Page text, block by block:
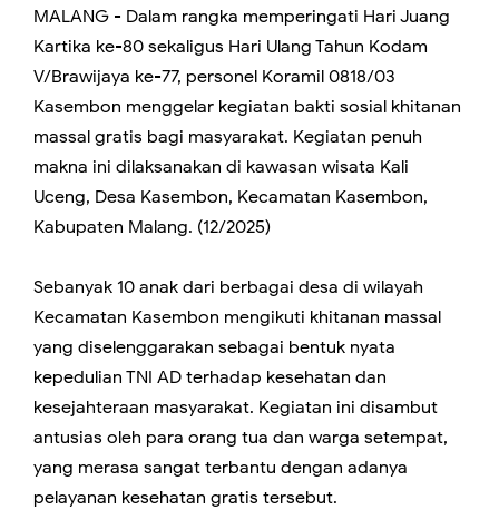
MALANG - Dalam rangka memperingati Hari Juang
Kartika ke-80 sekaligus Hari Ulang Tahun Kodam
V/Brawijaya ke-77, personel Koramil 0818/03
Kasembon menggelar kegiatan bakti sosial khitanan
massal gratis bagi masyarakat. Kegiatan penuh
makna ini dilaksanakan di kawasan wisata Kali
Uceng, Desa Kasembon, Kecamatan Kasembon,
Kabupaten Malang. (12/2025)
Sebanyak 10 anak dari berbagai desa di wilayah
Kecamatan Kasembon mengikuti khitanan massal
yang diselenggarakan sebagai bentuk nyata
kepedulian TNI AD terhadap kesehatan dan
kesejahteraan masyarakat. Kegiatan ini disambut
antusias oleh para orang tua dan warga setempat,
yang merasa sangat terbantu dengan adanya
pelayanan kesehatan gratis tersebut.